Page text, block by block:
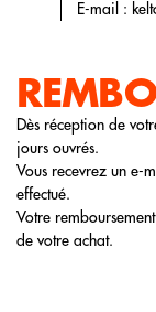
E-mail :
Dès réception de
jours ouvrés.
Vous recevrez un e-
effectué.
Votre
de votre achat.